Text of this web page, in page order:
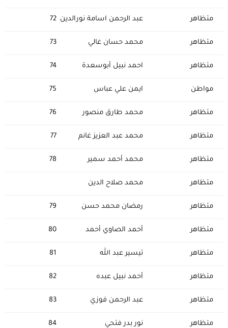
متظاهر عبد الرحمن اسامة نورالدين 72
متظاهر محمد حسان غالي 73
متظاهر احمد نبيل أبوسعدة 74
مواطن ايمن علي عباس 75
متظاهر محمد طارق منصور 76
متظاهر محمد عبد العزيز غانم 77
متظاهر محمد أحمد سمير 78
متظاهر محمد صلاح الدين
متظاهر رمضان محمد حسن 79
متظاهر أحمد الصاوي أحمد 80
متظاهر تيسير عبد الله 81
متظاهر أحمد نبيل عبده 82
متظاهر عبد الرحمن فوزي 83
متظاهر نور بدر فتحي 84